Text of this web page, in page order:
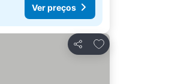
Ver preços
Partilhar
Adicionar aos favoritos